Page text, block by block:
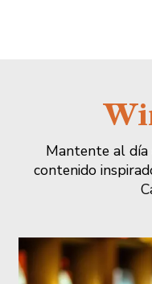
Mantente al día
contenido